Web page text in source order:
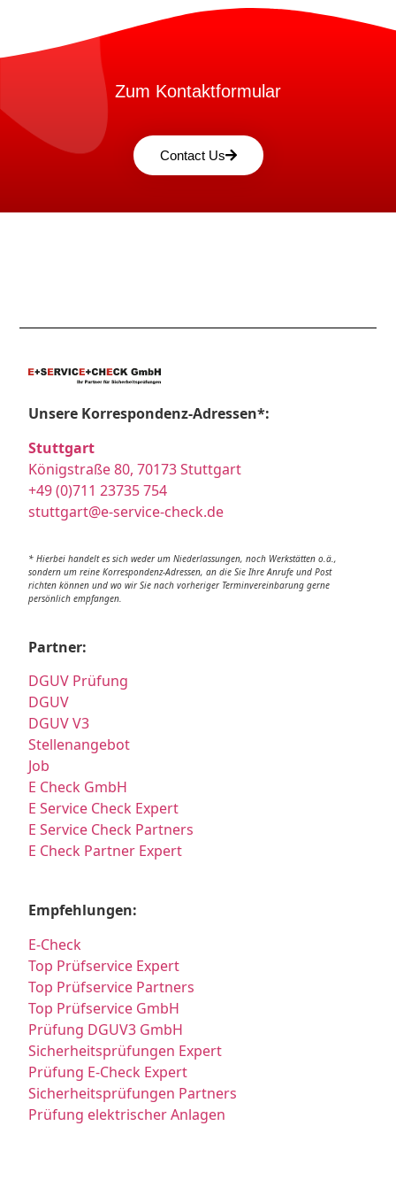
Zum Kontaktformular
Contact Us
Unsere Korrespondenz-Adressen*:
Stuttgart
Königstraße 80, 70173 Stuttgart
+49 (0)711 23735 754
stuttgart@e-service-check.de
* Hierbei handelt es sich weder um Niederlassungen, noch Werkstätten o.ä.,
sondern um reine Korrespondenz-Adressen, an die Sie Ihre Anrufe und Post
richten können und wo wir Sie nach vorheriger Terminvereinbarung gerne
persönlich empfangen.
Partner:
DGUV Prüfung
DGUV
DGUV V3
Stellenangebot
Job
E Check GmbH
E Service Check Expert
E Service Check Partners
E Check Partner Expert
Empfehlungen:
E-Check
Top Prüfservice Expert
Top Prüfservice Partners
Top Prüfservice GmbH
Prüfung DGUV3 GmbH
Sicherheitsprüfungen Expert
Prüfung E-Check Expert
Sicherheitsprüfungen Partners
Prüfung elektrischer Anlagen